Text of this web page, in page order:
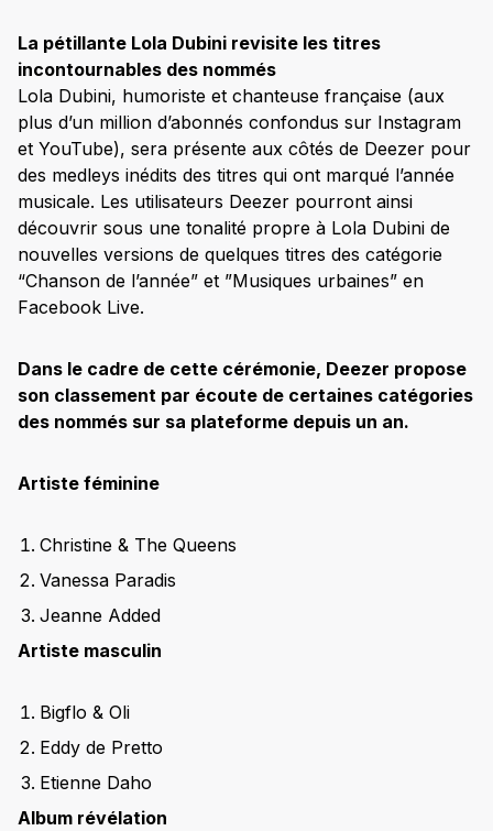
La pétillante Lola Dubini revisite les titres
incontournables des nommés
Lola Dubini, humoriste et chanteuse française (aux
plus d’un million d’abonnés confondus sur Instagram
et YouTube), sera présente aux côtés de Deezer pour
des medleys inédits des titres qui ont marqué l’année
musicale. Les utilisateurs Deezer pourront ainsi
découvrir sous une tonalité propre à Lola Dubini de
nouvelles versions de quelques titres des catégorie
“Chanson de l’année” et ”Musiques urbaines” en
Facebook Live.
Dans le cadre de cette cérémonie, Deezer propose
son classement par écoute de certaines catégories
des nommés sur sa plateforme depuis un an.
Artiste féminine
Christine & The Queens
Vanessa Paradis
Jeanne Added
Artiste masculin
Bigflo & Oli
Eddy de Pretto
Etienne Daho
Album révélation